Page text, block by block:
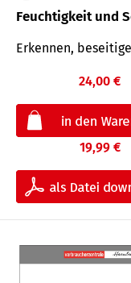
Feuchtigkeit und
Erkennen,
24,00 €
19,99 €